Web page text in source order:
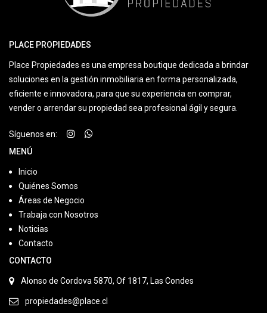
PLACE PROPIEDADES
Place Propiedades es una empresa boutique dedicada a brindar
soluciones en la gestión inmobiliaria en forma personalizada,
eficiente e innovadora, para que su experiencia en comprar,
vender o arrendar su propiedad sea profesional ágil y segura.
Síguenos en:
MENÚ
Inicio
Quiénes Somos
Áreas de Negocio
Trabaja con Nosotros
Noticias
Contacto
CONTACTO
Alonso de Cordova 5870, Of 1817, Las Condes
propiedades@place.cl